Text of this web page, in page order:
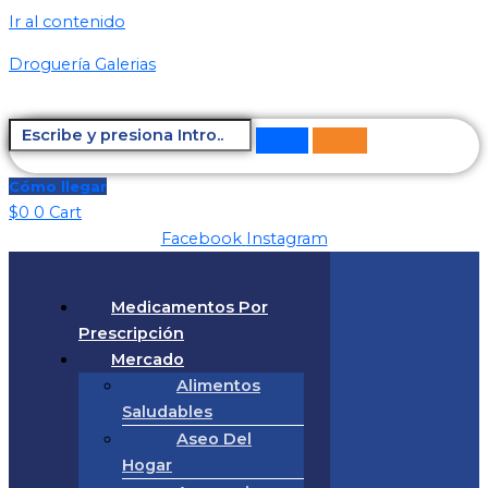
Ir al contenido
Droguería Galerias
Cómo llegar
$0 0 Cart
Facebook Instagram
Medicamentos Por
Prescripción
Mercado
Alimentos
Saludables
Aseo Del
Hogar